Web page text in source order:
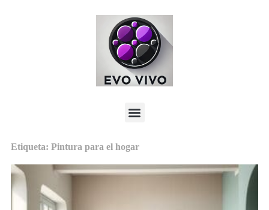
Etiqueta: Pintura para el hogar